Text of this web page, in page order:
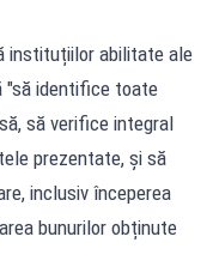
instituțiilor abilitate ale
"să identifice toate
să verifice integral
prezentate, și să
inclusiv începerea
bunurilor obținute